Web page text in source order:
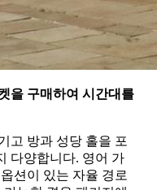
을 구매하여 시간대를
고 방과 성당 홀을 포
다양합니다. 영어 가
션이 있는 자율 경로